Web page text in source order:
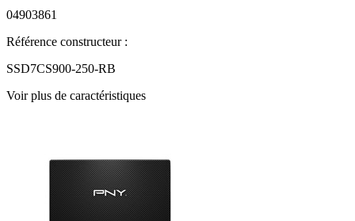
04903861
Référence constructeur :
SSD7CS900-250-RB
Voir plus de caractéristiques